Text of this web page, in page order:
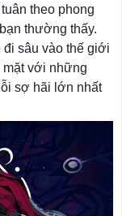
theo phong
thường thấy.
đi sâu vào thế giới
mặt với những
sợ hãi lớn nhất